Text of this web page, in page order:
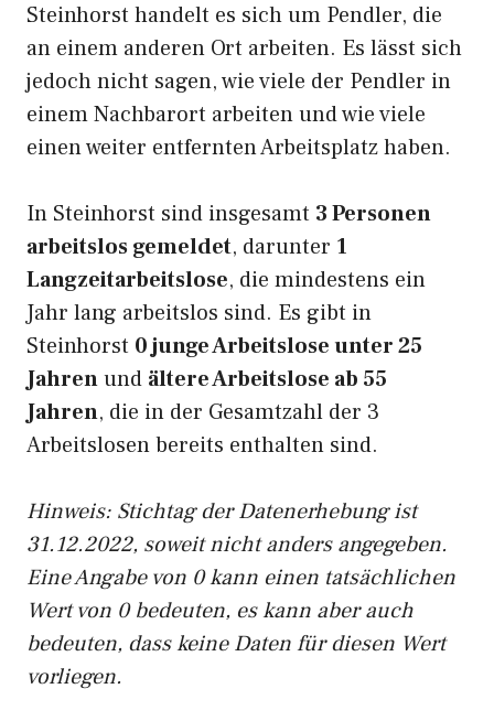
Steinhorst handelt es sich um Pendler, die
an einem anderen Ort arbeiten. Es lässt sich
jedoch nicht sagen, wie viele der Pendler in
einem Nachbarort arbeiten und wie viele
einen weiter entfernten Arbeitsplatz haben.
In Steinhorst sind insgesamt 3 Personen
arbeitslos gemeldet, darunter 1
Langzeitarbeitslose, die mindestens ein
Jahr lang arbeitslos sind. Es gibt in
Steinhorst 0 junge Arbeitslose unter 25
Jahrenund ältere Arbeitslose ab 55
Jahren, die in der Gesamtzahl der 3
Arbeitslosen bereits enthalten sind.
Hinweis: Stichtag der Datenerhebung ist
31.12.2022, soweit nicht anders angegeben.
Eine Angabe von 0 kann einen tatsächlichen
Wert von 0 bedeuten, es kann aber auch
bedeuten, dass keine Daten für diesen Wert
vorliegen.